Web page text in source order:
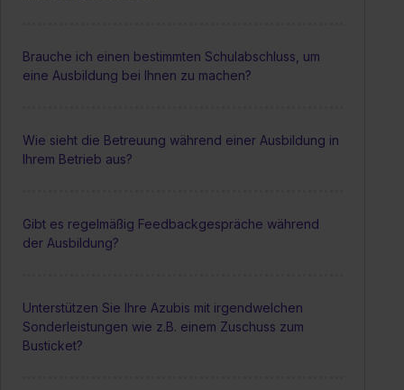
Brauche ich einen bestimmten Schulabschluss, um
eine Ausbildung bei Ihnen zu machen?
Wie sieht die Betreuung während einer Ausbildung in
Ihrem Betrieb aus?
Gibt es regelmäßig Feedbackgespräche während
der Ausbildung?
Unterstützen Sie Ihre Azubis mit irgendwelchen
Sonderleistungen wie z.B. einem Zuschuss zum
Busticket?